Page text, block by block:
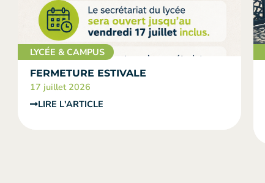
LYCÉE & CAMPUS
FERMETURE ESTIVALE
17 juillet 2026
LIRE L'ARTICLE